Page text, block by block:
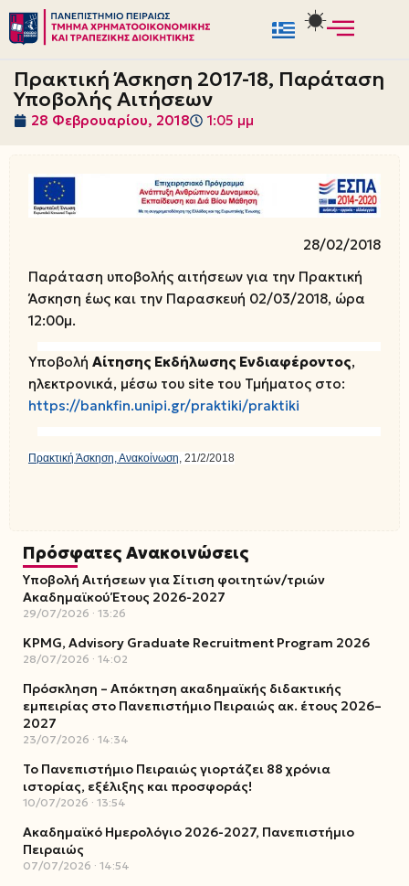
Μεταπηδήστε
στο
περιεχόμενο
Πρακτική Άσκηση 2017-18, Παράταση
Υποβολής Αιτήσεων
28 Φεβρουαρίου, 2018 1:05 μμ
28/02/2018
Παράταση υποβολής αιτήσεων για την Πρακτική
Άσκηση έως και την Παρασκευή 02/03/2018, ώρα
12:00μ.
Υποβολή Αίτησης Εκδήλωσης Ενδιαφέροντος,
ηλεκτρονικά, μέσω του site του Τμήματος στο:
https://bankfin.unipi.gr/praktiki/praktiki
Πρακτική Άσκηση, Ανακοίνωση, 21/2/2018
Πρόσφατες Ανακοινώσεις
Υποβολή Αιτήσεων για Σίτιση φοιτητών/τριών
Ακαδημαϊκού Έτους 2026-2027
29/07/2026 13:26
KPMG, Advisory Graduate Recruitment Program 2026
28/07/2026 14:02
Πρόσκληση – Απόκτηση ακαδημαϊκής διδακτικής
εμπειρίας στο Πανεπιστήμιο Πειραιώς ακ. έτους 2026–
2027
23/07/2026 14:34
Το Πανεπιστήμιο Πειραιώς γιορτάζει 88 χρόνια
ιστορίας, εξέλιξης και προσφοράς!
10/07/2026 13:54
Ακαδημαϊκό Ημερολόγιο 2026-2027, Πανεπιστήμιο
Πειραιώς
07/07/2026 14:54